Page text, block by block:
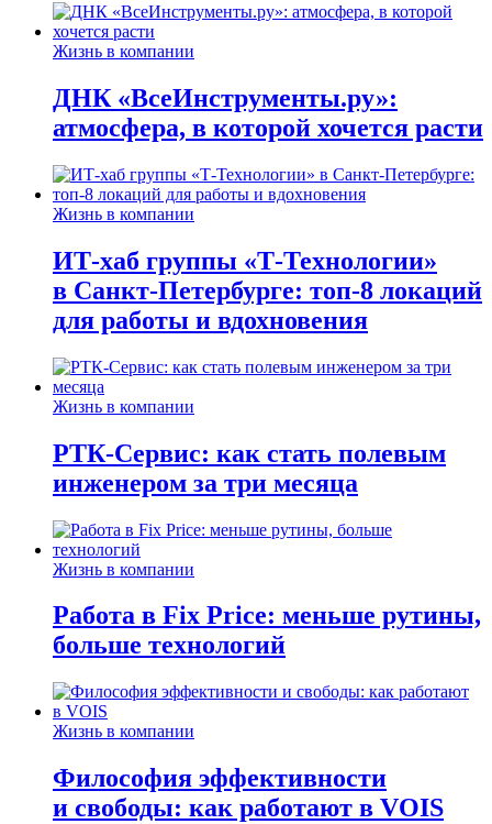
Жизнь в компании
ДНК «ВсеИнструменты.ру»:
атмосфера, в которой хочется расти
Жизнь в компании
ИТ-хаб группы «Т-Технологии»
в Санкт-Петербурге: топ-8 локаций
для работы и вдохновения
Жизнь в компании
РТК-Сервис: как стать полевым
инженером за три месяца
Жизнь в компании
Работа в Fix Price: меньше рутины,
больше технологий
Жизнь в компании
Философия эффективности
и свободы: как работают в VOIS